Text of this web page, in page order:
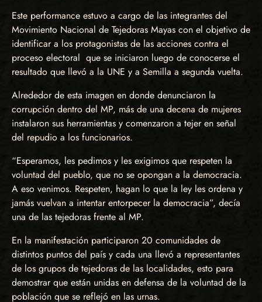
Este performance estuvo a cargo de las integrantes del
Movimiento Nacional de Tejedoras Mayas con el objetivo de
identificar a los protagonistas de las acciones contra el
proceso electoral que se iniciaron luego de conocerse el
resultado que llevó a la UNE y a Semilla a segunda vuelta.
Alrededor de esta imagen en donde denunciaron la
corrupción dentro del MP, más de una decena de mujeres
instalaron sus herramientas y comenzaron a tejer en señal
del repudio a los funcionarios.
“Esperamos, les pedimos y les exigimos que respeten la
voluntad del pueblo, que no se opongan a la democracia.
A eso venimos. Respeten, hagan lo que la ley les ordena y
jamás vuelvan a intentar entorpecer la democracia”, decía
una de las tejedoras frente al MP.
En la manifestación participaron 20 comunidades de
distintos puntos del país y cada una llevó a representantes
de los grupos de tejedoras de las localidades, esto para
demostrar que están unidas en defensa de la voluntad de la
población que se reflejó en las urnas.